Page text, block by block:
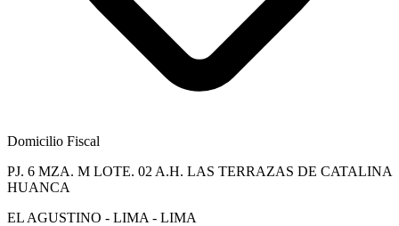
Domicilio Fiscal
PJ. 6 MZA. M LOTE. 02 A.H. LAS TERRAZAS DE CATALINA
HUANCA
EL AGUSTINO - LIMA - LIMA